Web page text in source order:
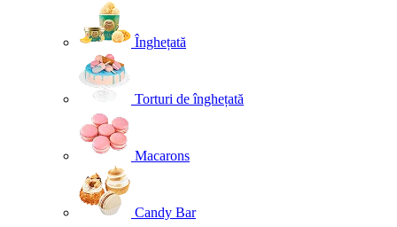
Înghețată
Torturi de înghețată
Macarons
Candy Bar